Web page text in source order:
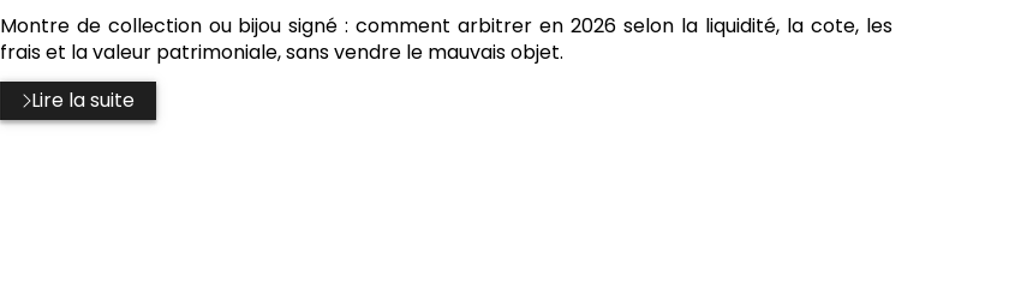
Montre de collection ou bijou signé : comment arbitrer en 2026 selon la liquidité, la cote, les
frais et la valeur patrimoniale, sans vendre le mauvais objet.
Lire la suite